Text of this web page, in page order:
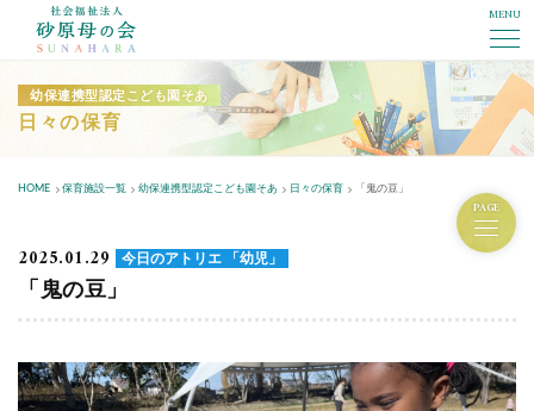
MENU
幼保連携型認定こども園そあ
日々の保育
HOME 保育施設一覧 幼保連携型認定こども園そあ 日々の保育 「鬼の豆」
PAGE
2025.01.29 今日のアトリエ 「幼児」
「鬼の豆」